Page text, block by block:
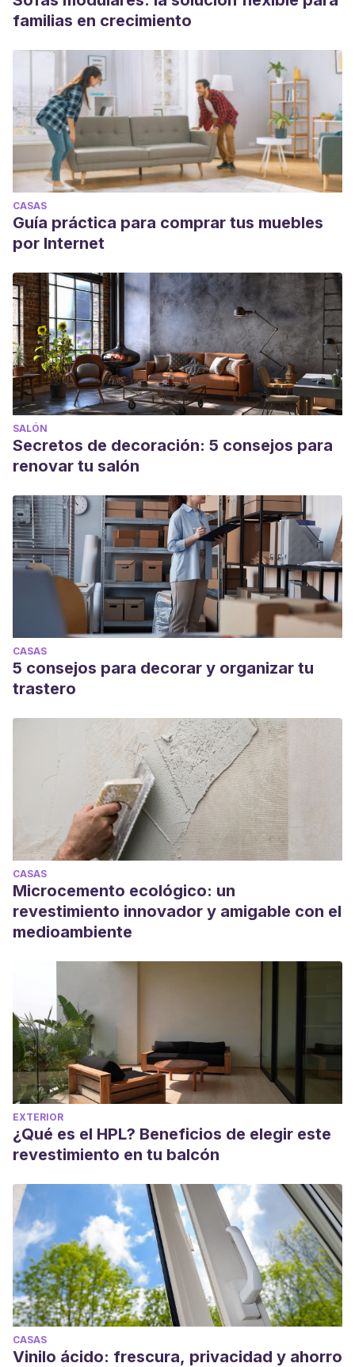
familias en crecimiento
CASAS
Guía práctica para comprar tus muebles
por Internet
SALÓN
Secretos de decoración: 5 consejos para
renovar tu salón
CASAS
5 consejos para decorar y organizar tu
trastero
CASAS
Microcemento ecológico: un
revestimiento innovador y amigable con el
medioambiente
EXTERIOR
¿Qué es el HPL? Beneficios de elegir este
revestimiento en tu balcón
CASAS
Vinilo ácido: frescura, privacidad y ahorro